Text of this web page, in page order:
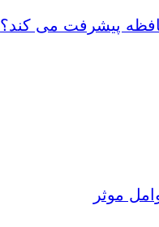
پیشرفت می کند؟
موثر